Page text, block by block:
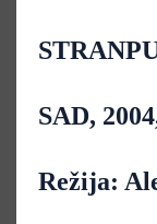
SAD,
Režija: